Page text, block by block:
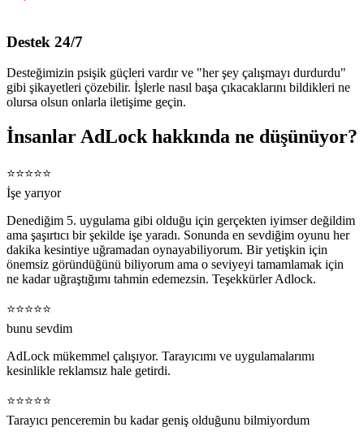
Destek 24/7
Desteğimizin psişik güçleri vardır ve "her şey çalışmayı durdurdu"
gibi şikayetleri çözebilir. İşlerle nasıl başa çıkacaklarını bildikleri ne
olursa olsun onlarla iletişime geçin.
İnsanlar AdLock hakkında ne düşünüyor?
⭐️⭐️⭐️⭐️⭐️
İşe yarıyor
Denediğim 5. uygulama gibi olduğu için gerçekten iyimser değildim
ama şaşırtıcı bir şekilde işe yaradı. Sonunda en sevdiğim oyunu her
dakika kesintiye uğramadan oynayabiliyorum. Bir yetişkin için
önemsiz göründüğünü biliyorum ama o seviyeyi tamamlamak için
ne kadar uğraştığımı tahmin edemezsin. Teşekkürler Adlock.
⭐️⭐️⭐️⭐️⭐️
bunu sevdim
AdLock mükemmel çalışıyor. Tarayıcımı ve uygulamalarımı
kesinlikle reklamsız hale getirdi.
⭐️⭐️⭐️⭐️⭐️
Tarayıcı penceremin bu kadar geniş olduğunu bilmiyordum